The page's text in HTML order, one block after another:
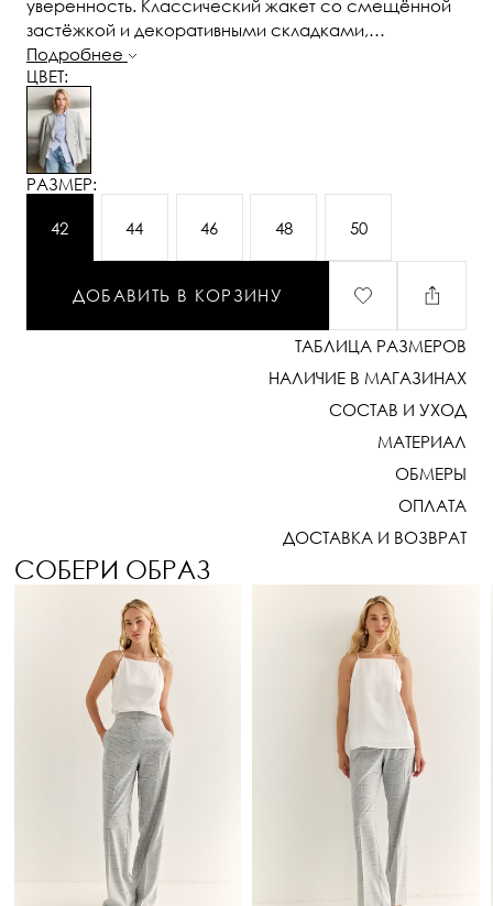
уверенность. Классический жакет со смещённой
застёжкой и декоративными складками,
подчёркивающими талию, — это вещь, которая
формирует образ с первого взгляда. Чёткие линии
плеч, заострённые лацканы и приталенный крой
создают силуэт, говорящий о силе, вкусе и
уверенности. Асимметричная застёжка добавляет
изящную детализацию, а универсальная длина
делает модель уместной как в деловом комплекте,
так и в стилизациях с джинсами или платьями.
знает, чего хочет.
Подробнее
ЦВЕТ:
РАЗМЕР:
42 44 46 48 50
ДОБАВИТЬ В КОРЗИНУ
ТАБЛИЦА РАЗМЕРОВ
НАЛИЧИЕ В МАГАЗИНАХ
СОСТАВ И УХОД
МАТЕРИАЛ
ОБМЕРЫ
ОПЛАТА
ДОСТАВКА И ВОЗВРАТ
СОБЕРИ ОБРАЗ